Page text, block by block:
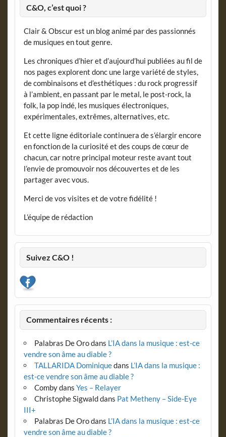
C&O, c’est quoi ?
Clair & Obscur est un blog animé par des passionnés
de musiques en tout genre.
Les chroniques d’hier et d’aujourd’hui publiées au fil de
nos pages explorent donc une large variété de styles,
de combinaisons et d’esthétiques : du rock progressif
à l’ambient, en passant par le metal, le post-rock, la
folk, la pop indé, les musiques électroniques,
expérimentales, extrêmes, alternatives, etc.
Et cette ligne éditoriale continuera de s’élargir encore
en fonction de la curiosité et des coups de cœur de
chacun, car notre principal moteur reste avant tout
l’envie de promouvoir nos découvertes et de les
partager avec vous.
Merci de vos visites et de votre fidélité !
L’équipe de rédaction
Suivez C&O !
Commentaires récents :
Palabras De Orodans L’IA dans la musique : est-ce
vendre son âme au diable ?
TALLARIDA Dominiquedans L’IA dans la musique :
est-ce vendre son âme au diable ?
Combydans Yes – Relayer
Christophe Sigwalddans Pat Metheny – Side-Eye
III+
Palabras De Orodans L’IA dans la musique : est-ce
vendre son âme au diable ?